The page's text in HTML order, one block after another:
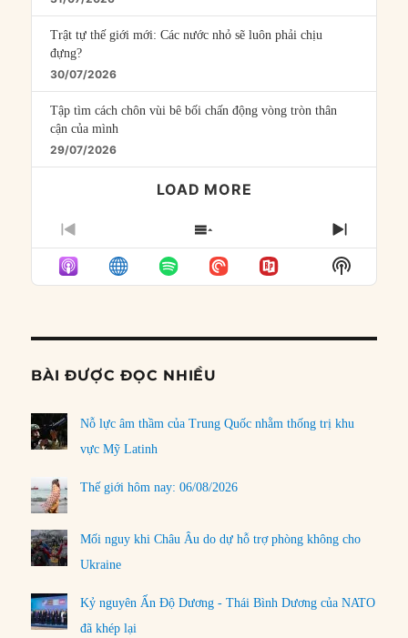
Trật tự thế giới mới: Các nước nhỏ sẽ luôn phải chịu
đựng?
30/07/2026
Tập tìm cách chôn vùi bê bối chấn động vòng tròn thân
cận của mình
29/07/2026
LOAD MORE
PREVIOUS
EPISODE
SHOW
EPISODES
LIST
NEXT
Show
Podcast
BÀI ĐƯỢC ĐỌC NHIỀU
Nỗ lực âm thầm của Trung Quốc nhằm thống trị khu
vực Mỹ Latinh
Thế giới hôm nay: 06/08/2026
Mối nguy khi Châu Âu do dự hỗ trợ phòng không cho
Ukraine
Kỷ nguyên Ấn Độ Dương - Thái Bình Dương của NATO
đã khép lại